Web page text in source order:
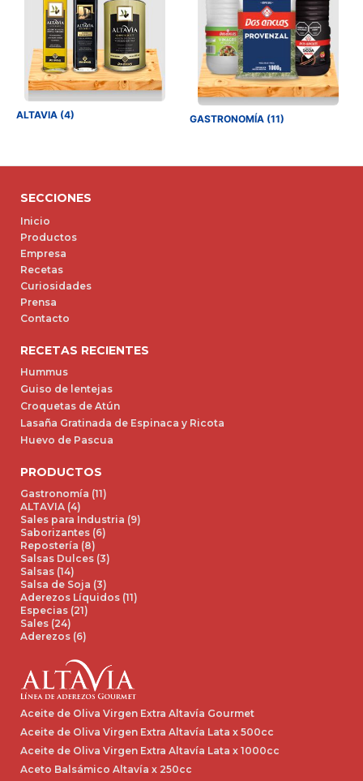
ALTAVIA (4) GASTRONOMÍA (11)
SECCIONES
Inicio
Productos
Empresa
Recetas
Curiosidades
Prensa
Contacto
RECETAS RECIENTES
Hummus
Guiso de lentejas
Croquetas de Atún
Lasaña Gratinada de Espinaca y Ricota
Huevo de Pascua
PRODUCTOS
Gastronomía (11)
ALTAVIA (4)
Sales para Industria (9)
Saborizantes (6)
Repostería (8)
Salsas Dulces (3)
Salsas (14)
Salsa de Soja (3)
Aderezos Líquidos (11)
Especias (21)
Sales (24)
Aderezos (6)
Aceite de Oliva Virgen Extra Altavía Gourmet
Aceite de Oliva Virgen Extra Altavía Lata x 500cc
Aceite de Oliva Virgen Extra Altavía Lata x 1000cc
Aceto Balsámico Altavía x 250cc